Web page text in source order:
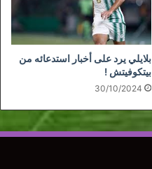
بلايلي يرد على أخبار استدعائه من
بيتكوفيتش !
30/10/2024